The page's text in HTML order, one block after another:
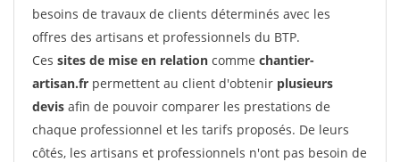
besoins de travaux de clients déterminés avec les
offres des artisans et professionnels du BTP.
Ces sites de mise en relation comme chantier-
artisan.fr permettent au client d'obtenir plusieurs
devis afin de pouvoir comparer les prestations de
chaque professionnel et les tarifs proposés. De leurs
côtés, les artisans et professionnels n'ont pas besoin de